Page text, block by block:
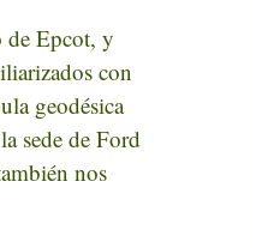
de Epcot, y
con
geodésica
sede de Ford
nos